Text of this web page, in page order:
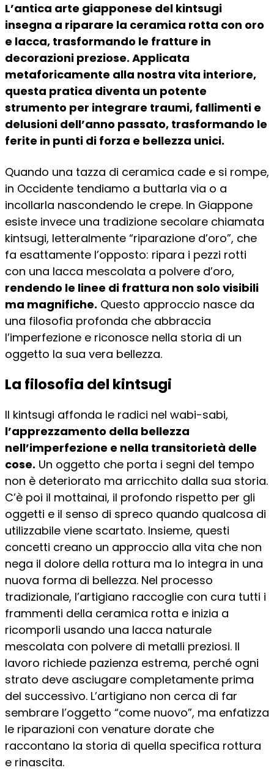
L’antica arte giapponese del kintsugi
insegna a riparare la ceramica rotta con oro
e lacca, trasformando le fratture in
decorazioni preziose. Applicata
metaforicamente alla nostra vita interiore,
questa pratica diventa un potente
strumento per integrare traumi, fallimenti e
delusioni dell’anno passato, trasformando le
ferite in punti di forza e bellezza unici.
Quando una tazza di ceramica cade e si rompe,
in Occidente tendiamo a buttarla via o a
incollarla nascondendo le crepe. In Giappone
esiste invece una tradizione secolare chiamata
kintsugi, letteralmente “riparazione d’oro”, che
fa esattamente l’opposto: ripara i pezzi rotti
con una lacca mescolata a polvere d’oro,
rendendo le linee di frattura non solo visibili
ma magnifiche. Questo approccio nasce da
una filosofia profonda che abbraccia
l’imperfezione e riconosce nella storia di un
oggetto la sua vera bellezza.
La filosofia del kintsugi
Il kintsugi affonda le radici nel wabi-sabi,
l’apprezzamento della bellezza
nell’imperfezione e nella transitorietà delle
cose. Un oggetto che porta i segni del tempo
non è deteriorato ma arricchito dalla sua storia.
C’è poi il mottainai, il profondo rispetto per gli
oggetti e il senso di spreco quando qualcosa di
utilizzabile viene scartato. Insieme, questi
concetti creano un approccio alla vita che non
nega il dolore della rottura ma lo integra in una
nuova forma di bellezza. Nel processo
tradizionale, l’artigiano raccoglie con cura tutti i
frammenti della ceramica rotta e inizia a
ricomporli usando una lacca naturale
mescolata con polvere di metalli preziosi. Il
lavoro richiede pazienza estrema, perché ogni
strato deve asciugare completamente prima
del successivo. L’artigiano non cerca di far
sembrare l’oggetto “come nuovo”, ma enfatizza
le riparazioni con venature dorate che
raccontano la storia di quella specifica rottura
e rinascita.